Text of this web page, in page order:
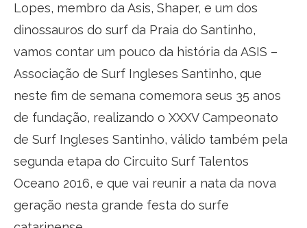
Lopes, membro da Asis, Shaper, e um dos
dinossauros do surf da Praia do Santinho,
vamos contar um pouco da história da ASIS –
Associação de Surf Ingleses Santinho, que
neste fim de semana comemora seus 35 anos
de fundação, realizando o XXXV Campeonato
de Surf Ingleses Santinho, válido também pela
segunda etapa do Circuito Surf Talentos
Oceano 2016, e que vai reunir a nata da nova
geração nesta grande festa do surfe